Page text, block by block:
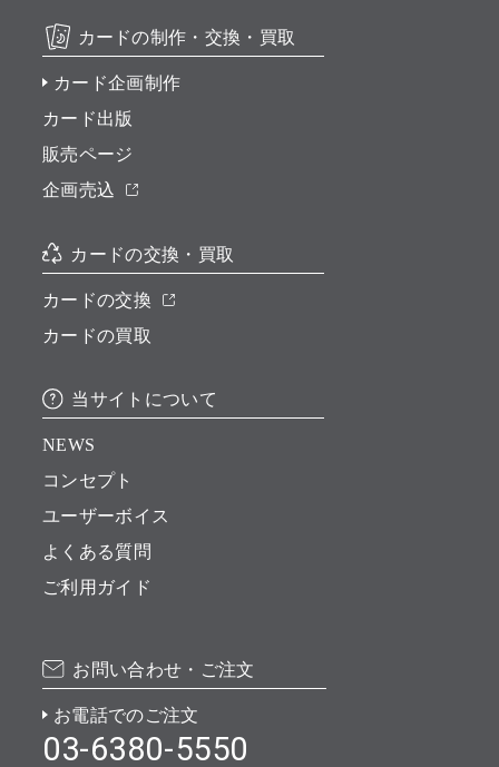
カードの制作・交換・買取
カード企画制作
カード出版
販売ページ
企画売込
カードの交換・買取
カードの交換
カードの買取
当サイトについて
NEWS
コンセプト
ユーザーボイス
よくある質問
ご利用ガイド
お問い合わせ・ご注文
お電話でのご注文
03-6380-5550